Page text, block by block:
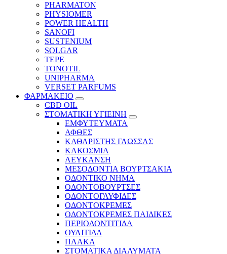
PHARMATON
PHYSIOMER
POWER HEALTH
SANOFI
SUSTENIUM
SOLGAR
TEPE
TONOTIL
UNIPHARMA
VERSET PARFUMS
ΦΑΡΜΑΚΕΙΟ
CBD OIL
ΣΤΟΜΑΤΙΚΗ ΥΓΙΕΙΝΗ
ΕΜΦΥΤΕΥΜΑΤΑ
ΑΦΘΕΣ
ΚΑΘΑΡΙΣΤΗΣ ΓΛΩΣΣΑΣ
ΚΑΚΟΣΜΙΑ
ΛΕΥΚΑΝΣΗ
ΜΕΣΟΔΟΝΤΙΑ ΒΟΥΡΤΣΑΚΙΑ
ΟΔΟΝΤΙΚΟ ΝΗΜΑ
ΟΔΟΝΤΟΒΟΥΡΤΣΕΣ
ΟΔΟΝΤΟΓΛΥΦΙΔΕΣ
ΟΔΟΝΤΟΚΡΕΜΕΣ
ΟΔΟΝΤΟΚΡΕΜΕΣ ΠΑΙΔΙΚΕΣ
ΠΕΡΙΟΔΟΝΤΙΤΙΔΑ
ΟΥΛΙΤΙΔΑ
ΠΛΑΚΑ
ΣΤΟΜΑΤΙΚΑ ΔΙΑΛΥΜΑΤΑ